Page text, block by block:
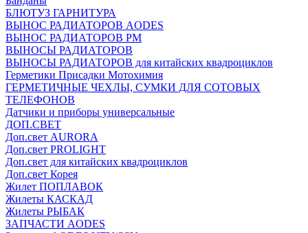
БЛЮТУЗ ГАРНИТУРА
ВЫНОС РАДИАТОРОВ AODES
ВЫНОС РАДИАТОРОВ РМ
ВЫНОСЫ РАДИАТОРОВ
ВЫНОСЫ РАДИАТОРОВ для китайских квадроциклов
Герметики Присадки Мотохимия
ГЕРМЕТИЧНЫЕ ЧЕХЛЫ, СУМКИ ДЛЯ СОТОВЫХ
ТЕЛЕФОНОВ
Датчики и приборы универсальные
ДОП.СВЕТ
Доп.свет AURORA
Доп.свет PROLIGHT
Доп.свет для китайских квадроциклов
Доп.свет Корея
Жилет ПОПЛАВОК
Жилеты КАСКАД
Жилеты РЫБАК
ЗАПЧАСТИ AODES